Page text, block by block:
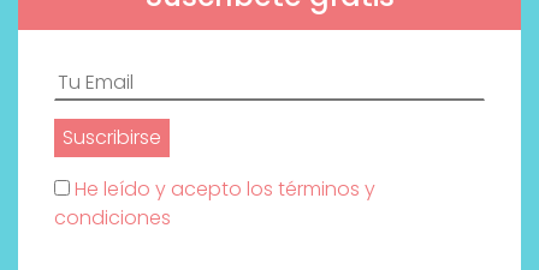
He leído y acepto los términos y
condiciones